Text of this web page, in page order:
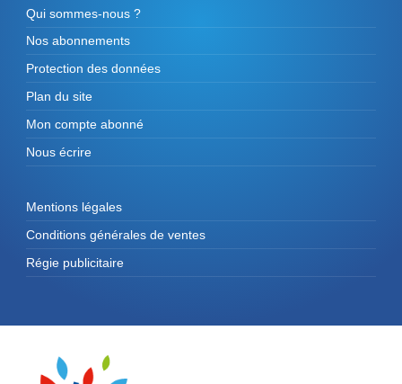
Qui sommes-nous ?
Nos abonnements
Protection des données
Plan du site
Mon compte abonné
Nous écrire
Mentions légales
Conditions générales de ventes
Régie publicitaire